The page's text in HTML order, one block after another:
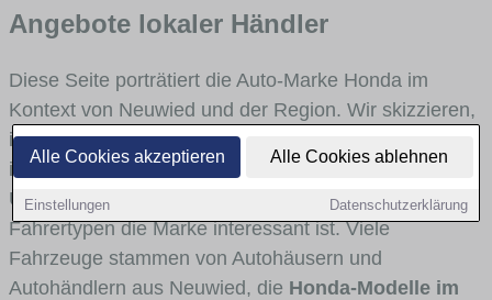
Alle Cookies akzeptieren Alle Cookies ablehnen
Einstellungen Datenschutzerklärung
Angebote lokaler Händler
Diese Seite porträtiert die Auto-Marke Honda im
Kontext von Neuwied und der Region. Wir skizzieren,
in welchen Fahrzeugklassen Honda stark vertreten
ist, welche Modellreihen häufig im Stadt- und
Umlandverkehr zu sehen sind und für welche
Fahrertypen die Marke interessant ist. Viele
Fahrzeuge stammen von Autohäusern und
Autohändlern aus Neuwied, die Honda-Modelle im